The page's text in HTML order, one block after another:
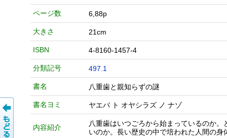
ページ数 6,88p
大きさ 21cm
ISBN 4-8160-1457-4
分類記号 497.1
書名 八重歯と親知らずの謎
書名ヨミ ヤエバ ト オヤシラズ ノ ナゾ
内容紹介
八重歯はいつごろから始まっているのか
いのか。長い歴史の中で培われた人間の